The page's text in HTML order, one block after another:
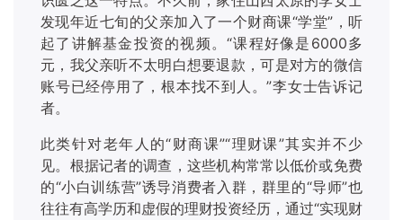
发现年近七旬的父亲加入了一个财商课“学堂”，听
起了讲解基金投资的视频。“课程好像是6000多
元，我父亲听不太明白想要退款，可是对方的微信
账号已经停用了，根本找不到人。”李女士告诉记
者。
此类针对老年人的“财商课”“理财课”其实并不少
见。根据记者的调查，这些机构常常以低价或免费
的“小白训练营”诱导消费者入群，群里的“导师”也
往往有高学历和虚假的理财投资经历，通过“实现财